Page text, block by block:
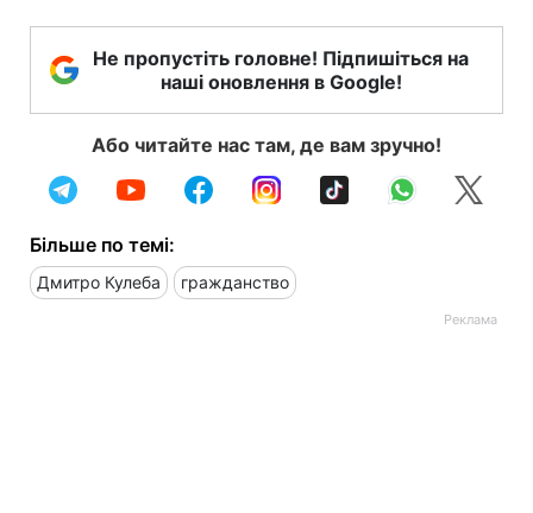
Не пропустіть головне! Підпишіться на
наші оновлення в Google!
Або читайте нас там, де вам зручно!
Більше по темі:
Дмитро Кулеба гражданство